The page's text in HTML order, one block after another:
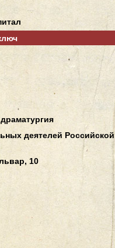
деятелей Российской
10